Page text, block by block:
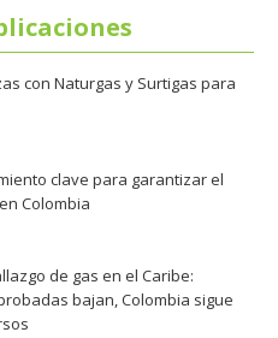
con Naturgas y Surtigas para
clave para garantizar el
Colombia
de gas en el Caribe:
bajan, Colombia sigue